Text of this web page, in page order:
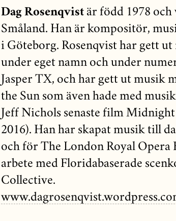
Dag Rosenqvistär född 1978 och
Småland. Han är kompositör,
i Göteborg. Rosenqvist har gett
under eget namn och under
Jasper TX, och har gett ut musik
the Sun som även hade med
Jeff Nichols senaste film
2016). Han har skapat musik till
och för The London Royal Opera
arbete med Floridabaserade
Collective.